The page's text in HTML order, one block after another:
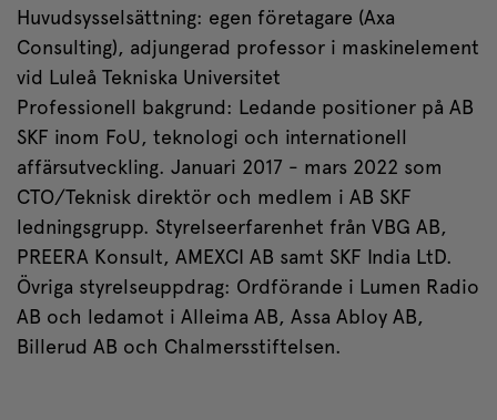
Huvudsysselsättning: egen företagare (Axa
Consulting), adjungerad professor i maskinelement
vid Luleå Tekniska Universitet
Professionell bakgrund: Ledande positioner på AB
SKF inom FoU, teknologi och internationell
affärsutveckling. Januari 2017 - mars 2022 som
CTO/Teknisk direktör och medlem i AB SKF
ledningsgrupp. Styrelseerfarenhet från VBG AB,
PREERA Konsult, AMEXCI AB samt SKF India LtD.
Övriga styrelseuppdrag: Ordförande i Lumen Radio
AB och ledamot i Alleima AB, Assa Abloy AB,
Billerud AB och Chalmersstiftelsen.